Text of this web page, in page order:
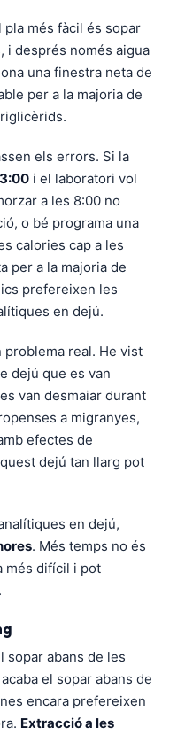
pla més fàcil és sopar
i després només aigua
una finestra neta de
per a la majoria de
els errors. Si la
i el laboratori vol
a les 8:00 no
o bé programa una
calories cap a les
per a la majoria de
prefereixen les
en dejú.
problema real. He vist
dejú que es van
van desmaiar durant
a migranyes,
efectes de
dejú tan llarg pot
en dejú,
. Més temps no és
més difícil i pot
sopar abans de les
acaba el sopar abans de
encara prefereixen
Extracció a les